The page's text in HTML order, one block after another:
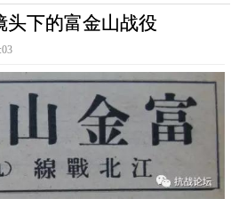
头下的富金山战役